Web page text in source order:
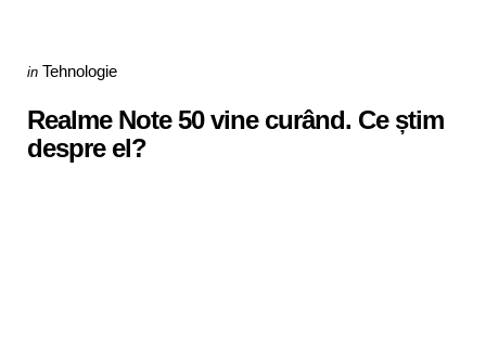
Categories
Posted
in Tehnologie
Realme Note 50 vine curând. Ce știm
despre el?